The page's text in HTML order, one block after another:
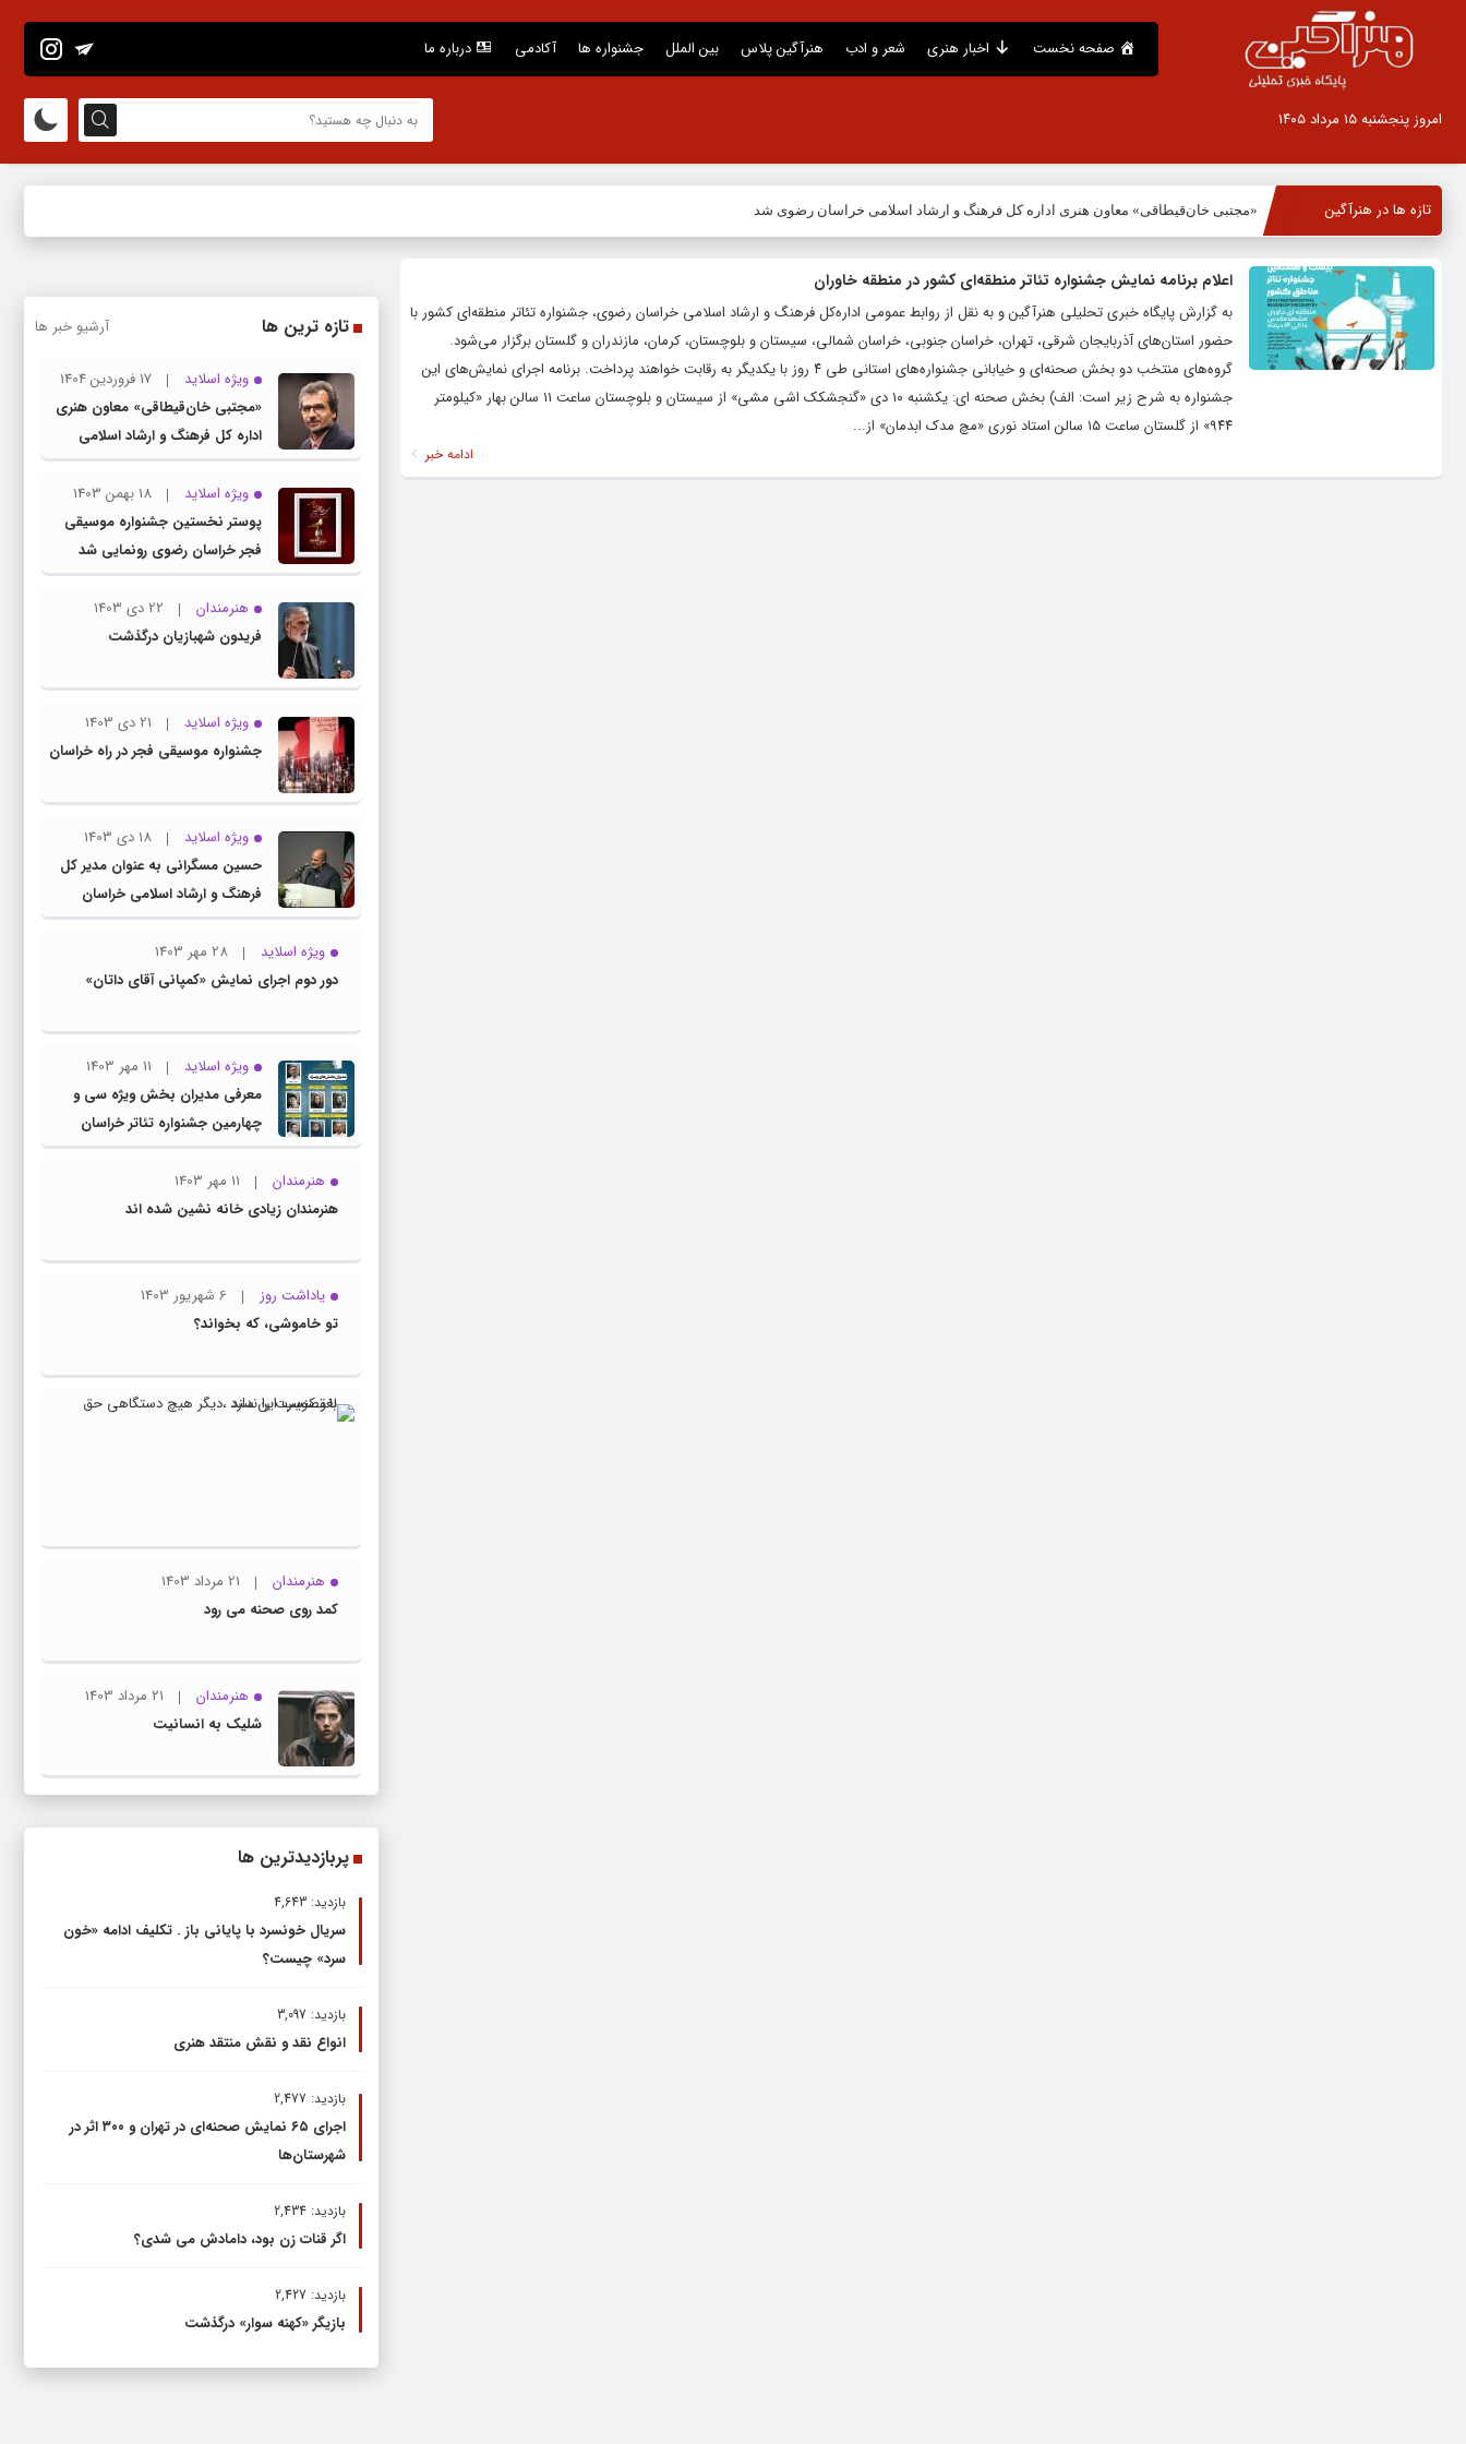
صفحه نخست اخبار هنری شعر و ادب هنرآگین پلاس بین الملل جشنواره ها آکادمی درباره ما
امروز پنجشنبه ۱۵ مرداد ۱۴۰۵
تازه ها در هنرآگین «مجتبی خان‌قیطاقی» معاون هنری اداره کل فرهنگ و ارشاد اسلامی خراسان رضوی شد
اعلام برنامه نمایش جشنواره تئاتر منطقه‌ای کشور در منطقه خاوران
به گزارش پایگاه خبری تحلیلی هنرآگین و به نقل از روابط عمومی اداره‌کل فرهنگ و ارشاد اسلامی خراسان رضوی، جشنواره تئاتر منطقه‌ای کشور با
حضور استان‌های آذربایجان شرقی، تهران، خراسان جنوبی، خراسان شمالی، سیستان و بلوچستان، کرمان، مازندران و گلستان برگزار می‌شود.
گروه‌های منتخب دو بخش صحنه‌ای و خیابانی جشنواره‌های استانی طی ۴ روز با یکدیگر به رقابت خواهند پرداخت. برنامه اجرای نمایش‌های این
جشنواره به شرح زیر است: الف) بخش صحنه ای: یکشنبه ۱۰ دی «گنجشکک اشی مشی» از سیستان و بلوچستان ساعت ۱۱ سالن بهار «کیلومتر
۹۴۴» از گلستان ساعت ۱۵ سالن استاد نوری «مچ مدک ابدمان» از...
ادامه خبر
تازه ترین ها آرشیو خبر ها
ویژه اسلاید
17 فروردین 1404
«مجتبی خان‌قیطاقی» معاون هنری
اداره کل فرهنگ و ارشاد اسلامی
خراسان رضوی شد
ویژه اسلاید
18 بهمن 1403
پوستر نخستین جشنواره موسیقی
فجر خراسان رضوی رونمایی شد
هنرمندان
22 دی 1403
فریدون شهبازیان درگذشت
ویژه اسلاید
21 دی 1403
جشنواره موسیقی فجر در راه خراسان
ویژه اسلاید
18 دی 1403
حسین مسگرانی به عنوان مدیر کل
فرهنگ و ارشاد اسلامی خراسان
رضوی معرفی شد
ویژه اسلاید
28 مهر 1403
دور دوم اجرای نمایش «کمپانی آقای داتان»
ویژه اسلاید
11 مهر 1403
معرفی مدیران بخش ویژه سی و
چهارمین جشنواره تئاتر خراسان
رضوی
هنرمندان
11 مهر 1403
هنرمندان زیادی خانه نشین شده اند
یاداشت روز
6 شهریور 1403
تو خاموشی، که بخواند؟
این
را
هنرمندان
21 مرداد 1403
کمد روی صحنه می رود
هنرمندان
21 مرداد 1403
شلیک به انسانیت
پربازدیدترین ها
بازدید: 4,643
سریال خونسرد با پایانی باز . تکلیف ادامه «خون
سرد» چیست؟
بازدید: 3,097
انواع نقد و نقش منتقد هنری
بازدید: 2,477
اجرای ۶۵ نمایش صحنه‌ای در تهران و ۳۰۰ اثر در
شهرستان‌ها
بازدید: 2,434
اگر قنات زن بود، دامادش می شدی؟
بازدید: 2,427
بازیگر «کهنه سوار» درگذشت